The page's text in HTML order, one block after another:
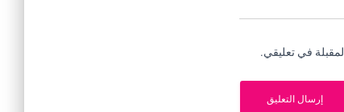
في تعليقي.